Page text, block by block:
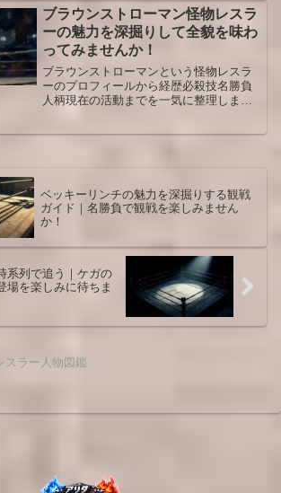
チャー対シークの流血シーンを安全な距
離から振り返り、昭和プロレスの空気感
を今の視点で楽しみたい人に向いた人物
図鑑形式の解説です。
ブラウンストローマン怪物レスラ
ーの魅力を深掘りして全貌を味わ
ってみませんか！
ブラウンストローマンという怪物レスラ
ーのプロフィールから経歴必殺技名勝負
人柄現在の活動までを一気に整理しま
ベッキーリンチの魅力を深掘りする観戦
ガイド｜名勝負で観戦を楽しみません
か！
系列で追う｜ケガの
場を楽しみに待ちま
スラー人物図鑑